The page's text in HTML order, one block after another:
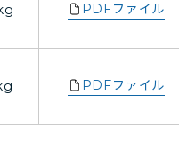
PDFファイル
PDFファイル